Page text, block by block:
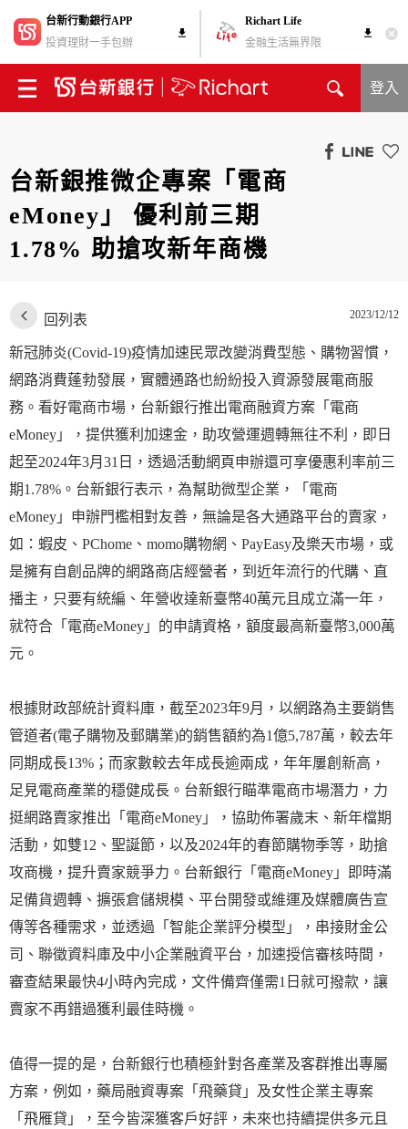
台新行動銀行APP
投資理財一手包辦
Richart Life
金融生活無界限
登入
台新銀推微企專案「電商
eMoney」 優利前三期
1.78% 助搶攻新年商機
回列表 2023/12/12
新冠肺炎(Covid-19)疫情加速民眾改變消費型態、購物習慣，
網路消費蓬勃發展，實體通路也紛紛投入資源發展電商服
務。看好電商市場，台新銀行推出電商融資方案「電商
eMoney」，提供獲利加速金，助攻營運週轉無往不利，即日
起至2024年3月31日，透過活動網頁申辦還可享優惠利率前三
期1.78%。台新銀行表示，為幫助微型企業，「電商
eMoney」申辦門檻相對友善，無論是各大通路平台的賣家，
如：蝦皮、PChome、momo購物網、PayEasy及樂天市場，或
是擁有自創品牌的網路商店經營者，到近年流行的代購、直
播主，只要有統編、年營收達新臺幣40萬元且成立滿一年，
就符合「電商eMoney」的申請資格，額度最高新臺幣3,000萬
元。
根據財政部統計資料庫，截至2023年9月，以網路為主要銷售
管道者(電子購物及郵購業)的銷售額約為1億5,787萬，較去年
同期成長13%；而家數較去年成長逾兩成，年年屢創新高，
足見電商產業的穩健成長。台新銀行瞄準電商市場潛力，力
挺網路賣家推出「電商eMoney」，協助佈署歲末、新年檔期
活動，如雙12、聖誕節，以及2024年的春節購物季等，助搶
攻商機，提升賣家競爭力。台新銀行「電商eMoney」即時滿
足備貨週轉、擴張倉儲規模、平台開發或維運及媒體廣告宣
傳等各種需求，並透過「智能企業評分模型」，串接財金公
司、聯徵資料庫及中小企業融資平台，加速授信審核時間，
審查結果最快4小時內完成，文件備齊僅需1日就可撥款，讓
賣家不再錯過獲利最佳時機。
值得一提的是，台新銀行也積極針對各產業及客群推出專屬
方案，例如，藥局融資專案「飛藥貸」及女性企業主專案
「飛雁貸」，至今皆深獲客戶好評，未來也持續提供多元且